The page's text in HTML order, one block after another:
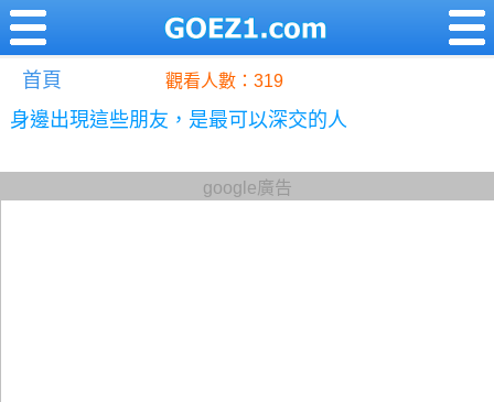
首頁 觀看人數：319
身邊出現這些朋友，是最可以深交的人
google廣告